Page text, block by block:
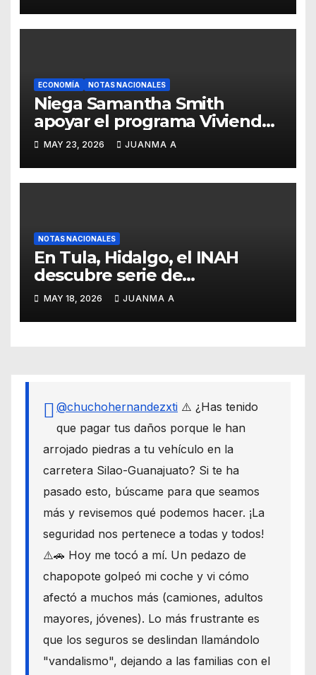
ECONOMÍA NOTAS NACIONALES
Niega Samantha Smith
apoyar el programa Vivienda
para el Bienestar
MAY 23, 2026 JUANMA A
NOTAS NACIONALES
En Tula, Hidalgo, el INAH
descubre serie de
enterramientos de época
teotihuacana
MAY 18, 2026 JUANMA A
@chuchohernandezxti ⚠️ ¿Has tenido
que pagar tus daños porque le han
arrojado piedras a tu vehículo en la
carretera Silao-Guanajuato? Si te ha
pasado esto, búscame para que seamos
más y revisemos qué podemos hacer. ¡La
seguridad nos pertenece a todas y todos!
⚠️🚗 Hoy me tocó a mí. Un pedazo de
chapopote golpeó mi coche y vi cómo
afectó a muchos más (camiones, adultos
mayores, jóvenes). Lo más frustrante es
que los seguros se deslindan llamándolo
"vandalismo", dejando a las familias con el